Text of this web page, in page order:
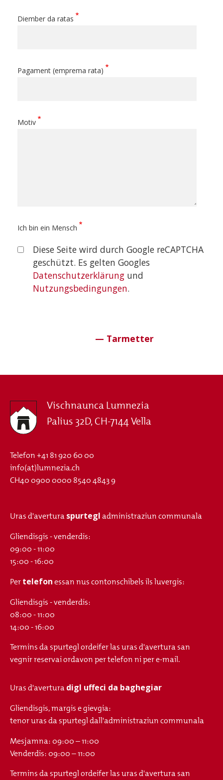
Diember da ratas
Pagament (emprema rata)
Motiv
Ich bin ein Mensch
Diese Seite wird durch Google reCAPTCHA
geschützt. Es gelten Googles
Datenschutzerklärungund
Nutzungsbedingungen.
Vischnaunca Lumnezia
Palius 32D, CH-7144 Vella
Telefon+41 81 920 60 00
info(at)lumnezia.ch
CH40 0900 0000 8540 4843 9
Uras d'averturaspurtegladministraziun communala
Gliendisgis - venderdis:
09:00 - 11:00
15:00 - 16:00
Pertelefonessan nus contonschibels ils luvergis:
Gliendisgis - venderdis:
08:00 - 11:00
14:00 - 16:00
Termins da spurtegl ordeifer las uras d'avertura san
vegnir reservai ordavon per telefon ni per e-mail.
Uras d'averturadigl uffeci da baghegiar
Gliendisgis, margis e gievgia:
tenor uras da spurtegl dall'administraziun communala
Mesjamna: 09:00 – 11:00
Venderdis: 09:00 – 11:00
Termins da spurtegl ordeifer las uras d'avertura san